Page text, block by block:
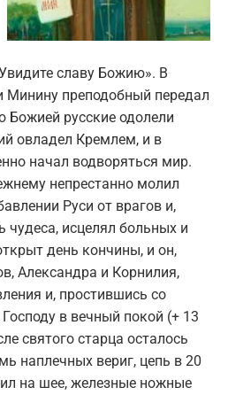
славу Божию». В
преподобный передал
русские одолели
овладел Кремлем, и в
начал водворяться мир.
непрестанно молил
Руси от врагов и,
чудеса, исцелял больных и
день кончины, и он,
Александра и Корнилия,
и, простившись со
в вечный покой (+ 13
святого старца осталось
наплечных вериг, цепь в 20
на шее, железные ножные